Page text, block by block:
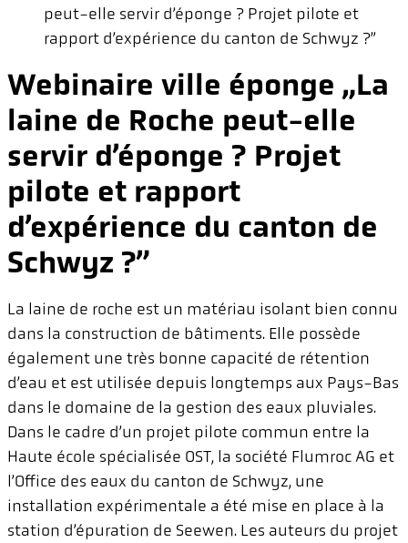
peut-elle servir d’éponge ? Projet pilote et
rapport d’expérience du canton de Schwyz ?”
Webinaire ville éponge „La
laine de Roche peut-elle
servir d’éponge ? Projet
pilote et rapport
d’expérience du canton de
Schwyz ?”
La laine de roche est un matériau isolant bien connu
dans la construction de bâtiments. Elle possède
également une très bonne capacité de rétention
d’eau et est utilisée depuis longtemps aux Pays-Bas
dans le domaine de la gestion des eaux pluviales.
Dans le cadre d’un projet pilote commun entre la
Haute école spécialisée OST, la société Flumroc AG et
l’Office des eaux du canton de Schwyz, une
installation expérimentale a été mise en place à la
station d’épuration de Seewen. Les auteurs du projet